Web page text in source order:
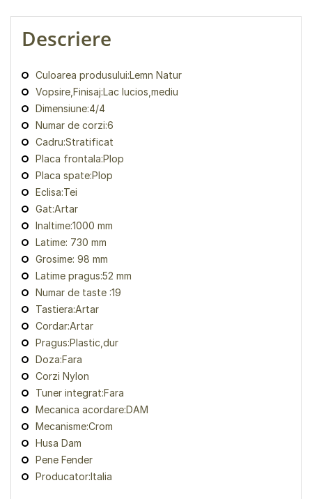
Descriere
Culoarea produsului:Lemn Natur
Vopsire,Finisaj:Lac lucios,mediu
Dimensiune:4/4
Numar de corzi:6
Cadru:Stratificat
Placa frontala:Plop
Placa spate:Plop
Eclisa:Tei
Gat:Artar
Inaltime:1000 mm
Latime: 730 mm
Grosime: 98 mm
Latime pragus:52 mm
Numar de taste :19
Tastiera:Artar
Cordar:Artar
Pragus:Plastic,dur
Doza:Fara
Corzi Nylon
Tuner integrat:Fara
Mecanica acordare:DAM
Mecanisme:Crom
Husa Dam
Pene Fender
Producator:Italia